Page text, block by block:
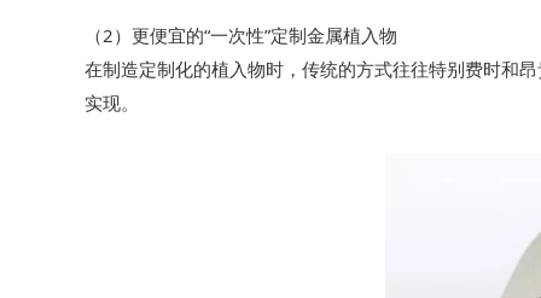
（2）更便宜的“一次性”定制金属植入物
在制造定制化的植入物时，传统的方式往往特别费时和
实现。